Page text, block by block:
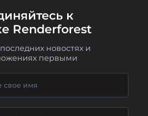
к
Renderforest
новостях и
первыми